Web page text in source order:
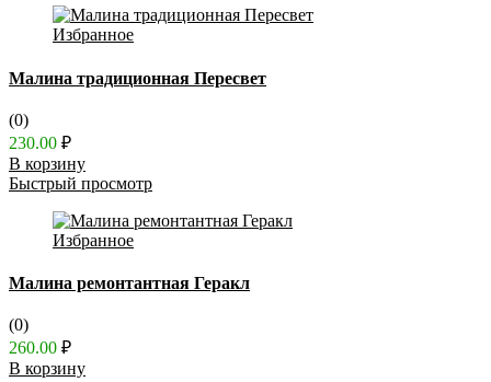
Избранное
Малина традиционная Пересвет
(0)
230.00 ₽
В корзину
Быстрый просмотр
Избранное
Малина ремонтантная Геракл
(0)
260.00 ₽
В корзину